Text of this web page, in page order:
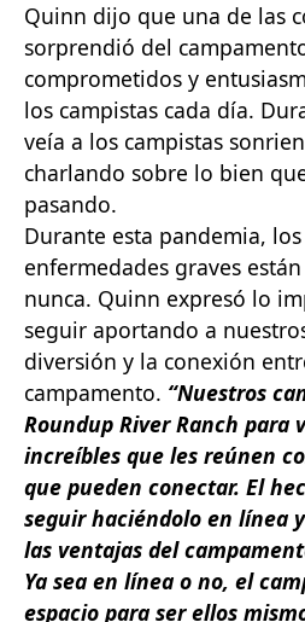
Quinn dijo que una de las
sorprendió del
comprometidos y
los campistas cada día.
veía a los campistas
charlando sobre lo bien
pasando.
Durante esta pandemia,
enfermedades graves
nunca. Quinn expresó lo
seguir aportando a
diversión y la conexión
campamento. “Nuestros
Roundup River Ranch para
increíbles que les reúnen
que pueden conectar. El
seguir haciéndolo en línea
las ventajas del
Ya sea en línea o no, el
espacio para ser ellos